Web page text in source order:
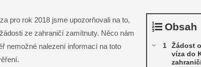
Obsah
Žádost
víza do
pro rok 2018 jsme upozorňovali na to,
ze zahraničí zamítnuty. Něco nám
nemožné nalezení informací na toto